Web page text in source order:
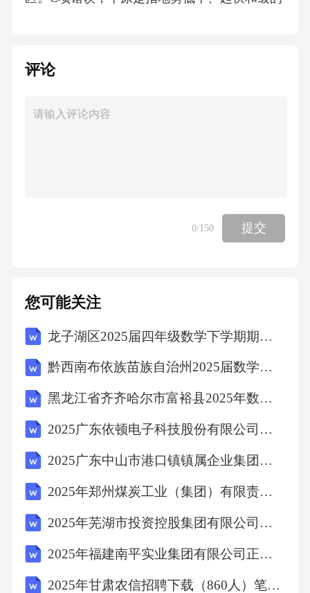
评论
0/150 提交
您可能关注
龙子湖区2025届四年级数学下学期期中检测模拟试题含答案
黔西南布依族苗族自治州2025届数学三下期末学业质量监测模拟试题（含答案解析）
黑龙江省齐齐哈尔市富裕县2025年数学四年级第二学期期末统考模拟试题含解析
2025广东依顿电子科技股份有限公司招聘员工关系专员等岗位测试笔试历年难易错考点试卷带答案解析
2025广东中山市港口镇镇属企业集团招聘员工总及笔试历年典型考点题库附带答案详解
2025年郑州煤炭工业（集团）有限责任公司校园招聘403人笔试历年典型考点题库附带答案详解
2025年芜湖市投资控股集团有限公司公开招聘招商人员10名笔试历年常考点试题专练附带答案详解
2025年福建南平实业集团有限公司正式员工招聘8人笔试历年难易错考点试卷带答案解析
2025年甘肃农信招聘下载（860人）笔试历年典型考题及考点剖析附带答案详解